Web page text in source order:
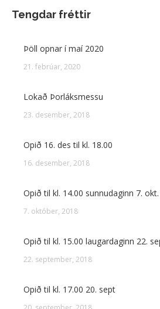
Tengdar fréttir
Þöll opnar í maí 2020
21. febrúar, 2020
Lokað Þorláksmessu
23. desember, 2018
Opið 16. des til kl. 18.00
16. desember, 2018
Opið til kl. 14.00 sunnudaginn 7.
7. október, 2018
Opið til kl. 15.00 laugardaginn 22.
22. september, 2018
Opið til kl. 17.00 20. sept